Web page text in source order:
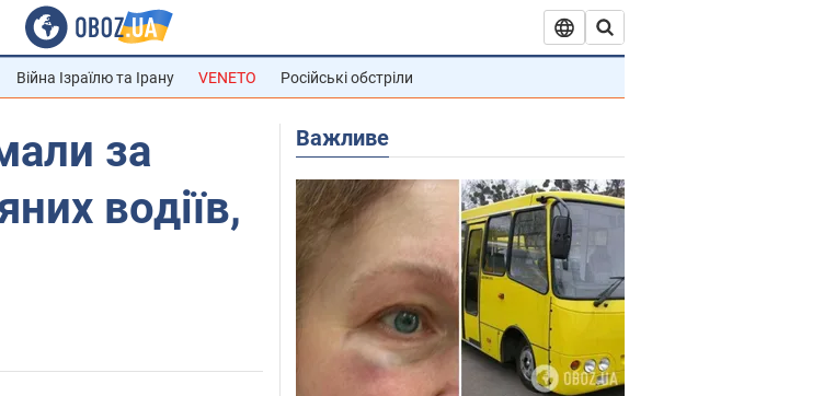
Війна Ізраїлю та Ірану VENETO Російські обстріли
за
водіїв,
Важливе